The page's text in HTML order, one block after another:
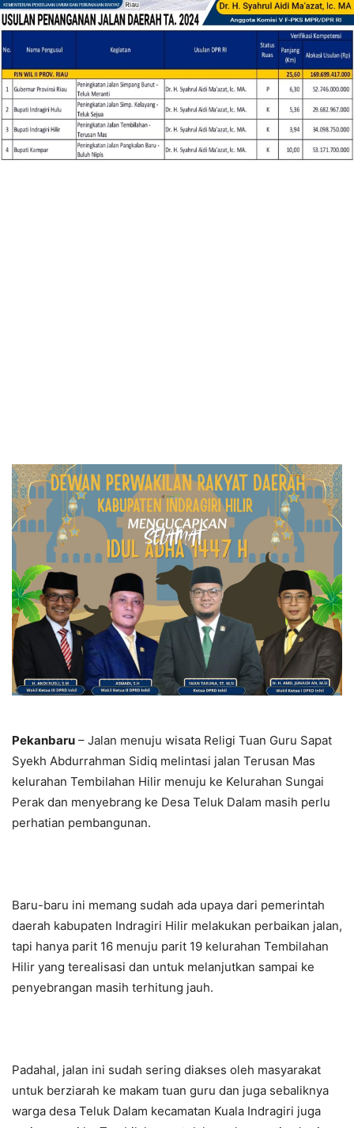
Pekanbaru – Jalan menuju wisata Religi Tuan Guru Sapat
Syekh Abdurrahman Sidiq melintasi jalan Terusan Mas
kelurahan Tembilahan Hilir menuju ke Kelurahan Sungai
Perak dan menyebrang ke Desa Teluk Dalam masih perlu
perhatian pembangunan.
Baru-baru ini memang sudah ada upaya dari pemerintah
daerah kabupaten Indragiri Hilir melakukan perbaikan jalan,
tapi hanya parit 16 menuju parit 19 kelurahan Tembilahan
Hilir yang terealisasi dan untuk melanjutkan sampai ke
penyebrangan masih terhitung jauh.
Padahal, jalan ini sudah sering diakses oleh masyarakat
untuk berziarah ke makam tuan guru dan juga sebaliknya
warga desa Teluk Dalam kecamatan Kuala Indragiri juga